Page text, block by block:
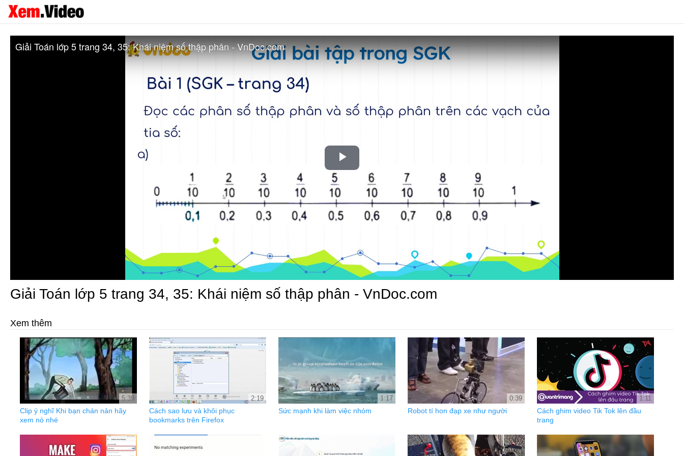
Play
Video
Giải Toán lớp 5 trang 34, 35: Khái niệm số thập phân - VnDoc.com
Giải Toán lớp 5 trang 34, 35: Khái niệm số thập phân - VnDoc.com
Xem thêm
5:39
Clip ý nghĩ Khi bạn chán nản hãy
xem nó nhé
2:19
Cách sao lưu và khôi phục
bookmarks trên Firefox
1:17
Sức mạnh khi làm việc nhóm
0:39
Robot tí hon đạp xe như người
1:11
Cách ghim video Tik Tok lên đầu
trang